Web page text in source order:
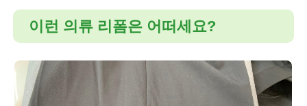
이런 의류 리폼은 어떠세요?